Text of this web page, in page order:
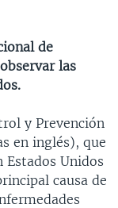
de
las
y Prevención
en inglés), que
Unidos
causa de